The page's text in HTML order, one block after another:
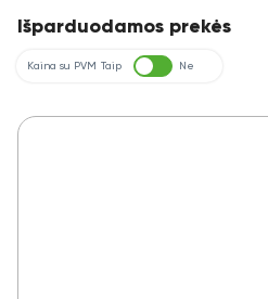
Išparduodamos prekės
Kaina su PVM Taip Ne